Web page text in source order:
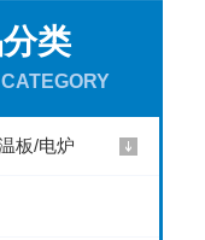
类
板/电炉